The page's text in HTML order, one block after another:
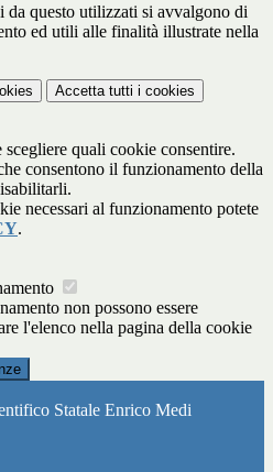
da questo utilizzati si avvalgono di
ed utili alle finalità illustrate nella
Accetta tutti i cookies
scegliere quali cookie consentire.
consentono il funzionamento della
necessari al funzionamento potete
.
non possono essere
l'elenco nella pagina della cookie
Statale Enrico Medi